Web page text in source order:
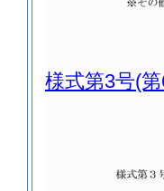
様式第3号(